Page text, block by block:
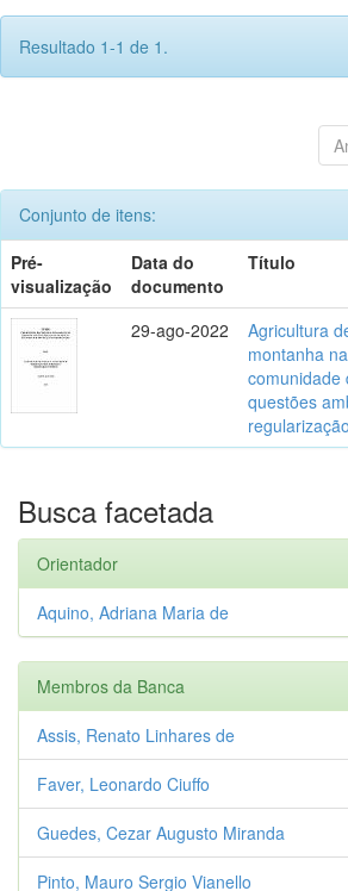
Resultado 1-1 de 1.
Conjunto de itens:
Pré-
visualização
Data do
documento
Título
29-ago-2022
Agricultura
montanha na
comunidade
questões
Busca facetada
Orientador
Aquino, Adriana Maria de
Membros da Banca
Assis, Renato Linhares de
Faver, Leonardo Ciuffo
Guedes, Cezar Augusto Miranda
Pinto, Mauro Sergio Vianello